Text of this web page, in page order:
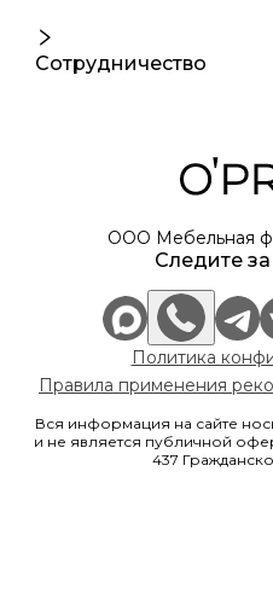
Сотрудничество
ООО Мебельная
Следите
Политика
Правила применения
Вся информация на сайте
и не является публичной
437